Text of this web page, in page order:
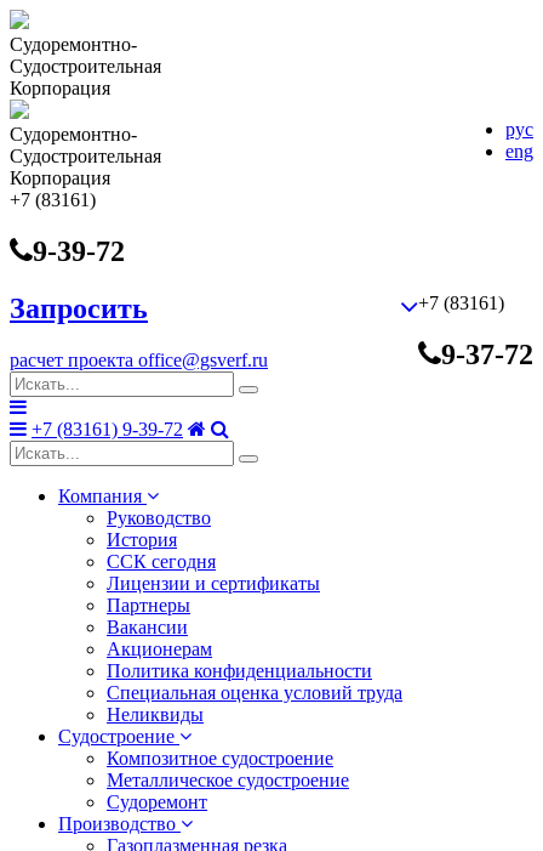
Судоремонтно-
Cудостроительная
Корпорация
рус
eng
Судоремонтно-
Cудостроительная
Корпорация
+7 (83161)
9-39-72
+7 (83161)
9-37-72
Запросить
расчет проекта office@gsverf.ru
+7 (83161) 9-39-72
Компания
Руководство
История
ССК сегодня
Лицензии и сертификаты
Партнеры
Вакансии
Акционерам
Политика конфиденциальности
Специальная оценка условий труда
Неликвиды
Судостроение
Композитное судостроение
Металлическое судостроение
Судоремонт
Производство
Газоплазменная резка